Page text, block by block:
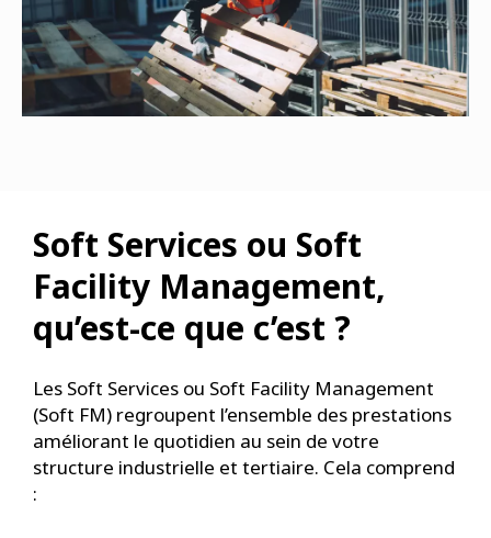
Soft Services ou Soft
Facility Management,
qu’est-ce que c’est ?
Les Soft Services ou Soft Facility Management
(Soft FM) regroupent l’ensemble des prestations
améliorant le quotidien au sein de votre
structure industrielle et tertiaire. Cela comprend
: